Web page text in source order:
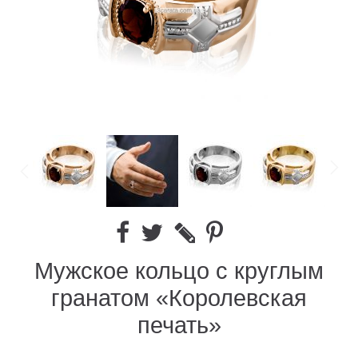
Мужское кольцо с круглым
гранатом «Королевская
печать»